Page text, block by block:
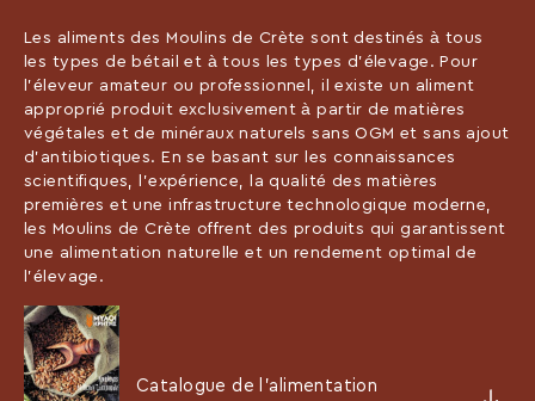
Les aliments des Moulins de Crète sont destinés à tous
les types de bétail et à tous les types d’élevage. Pour
l’éleveur amateur ou professionnel, il existe un aliment
approprié produit exclusivement à partir de matières
végétales et de minéraux naturels sans OGM et sans ajout
d’antibiotiques. En se basant sur les connaissances
scientifiques, l’expérience, la qualité des matières
premières et une infrastructure technologique moderne,
les Moulins de Crète offrent des produits qui garantissent
une alimentation naturelle et un rendement optimal de
l’élevage.
Catalogue de l'alimentation